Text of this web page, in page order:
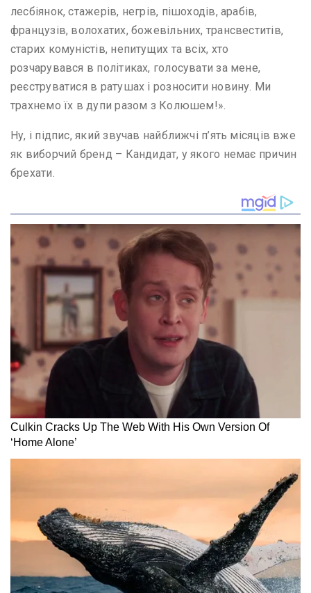
лесбіянок, стажерів, негрів, пішоходів, арабів,
французів, волохатих, божевільних, трансвеститів,
старих комуністів, непитущих та всіх, хто
розчарувався в політиках, голосувати за мене,
реєструватися в ратушах і розносити новину. Ми
трахнемо їх в дупи разом з Колюшем!».
Ну, і підпис, який звучав найближчі п’ять місяців вже
як виборчий бренд – Кандидат, у якого немає причин
брехати.